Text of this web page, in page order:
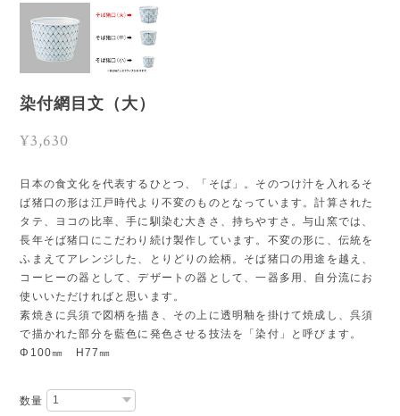
染付網目文（大）
¥3,630
日本の食文化を代表するひとつ、「そば」。そのつけ汁を入れるそ
ば猪口の形は江戸時代より不変のものとなっています。計算された
タテ、ヨコの比率、手に馴染む大きさ、持ちやすさ。与山窯では、
長年そば猪口にこだわり続け製作しています。不変の形に、伝統を
ふまえてアレンジした、とりどりの絵柄。そば猪口の用途を越え、
コーヒーの器として、デザートの器として、一器多用、自分流にお
使いいただければと思います。
素焼きに呉須で図柄を描き、その上に透明釉を掛けて焼成し、呉須
で描かれた部分を藍色に発色させる技法を「染付」と呼びます。
Φ100㎜ H77㎜
数量